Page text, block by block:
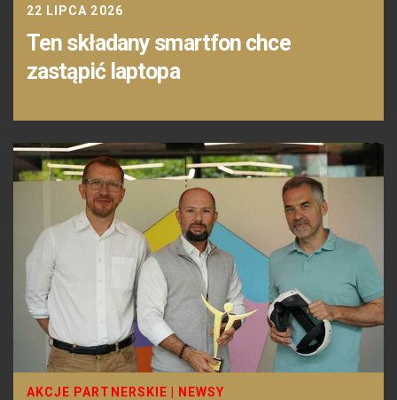
22 LIPCA 2026
Ten składany smartfon chce
zastąpić laptopa
AKCJE PARTNERSKIE
NEWSY